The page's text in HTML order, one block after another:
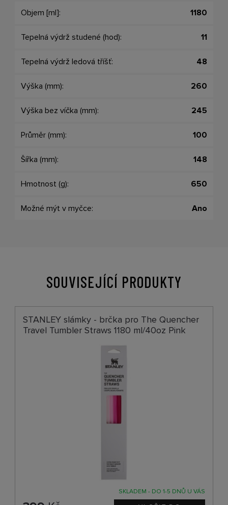
Objem [ml]: 1180
Tepelná výdrž studené (hod): 11
Tepelná výdrž ledová tříšť: 48
Výška (mm): 260
Výška bez víčka (mm): 245
Průměr (mm): 100
Šířka (mm): 148
Hmotnost (g): 650
Možné mýt v myčce: Ano
SOUVISEJÍCÍ PRODUKTY
STANLEY slámky - brčka pro The Quencher
Travel Tumbler Straws 1180 ml/40oz Pink
SKLADEM - DO 1-5 DNŮ U VÁS